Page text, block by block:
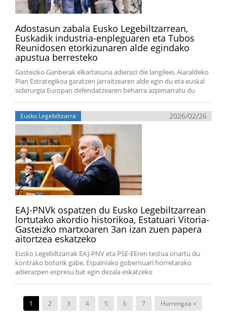
Adostasun zabala Eusko Legebiltzarrean,
Euskadik industria-enpleguaren eta Tubos
Reunidosen etorkizunaren alde egindako
apustua berresteko
Gasteizko Ganberak elkartasuna adierazi die langileei, Aiaraldeko
Plan Estrategikoa garatzen jarraitzearen alde egin du eta euskal
siderurgia Europan defendatzearen beharra azpimarratu du
Eusko Legebiltzarra 2026/02/26
EAJ-PNVk ospatzen du Eusko Legebiltzarrean
lortutako akordio historikoa, Estatuari Vitoria-
Gasteizko martxoaren 3an izan zuen papera
aitortzea eskatzeko
Eusko Legebiltzarrak EAJ-PNV eta PSE-EEren testua onartu du
kontrako botorik gabe, Espainiako gobernuari horretarako
adierazpen espresu bat egin dezala eskatzeko
1 2 3 4 5 6 7 Hurrengoa »